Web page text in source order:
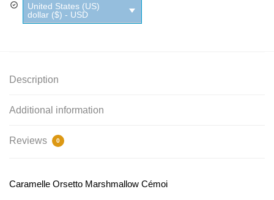
quantityUnited States (US)
dollar ($) - USD
Description
Additional information
Reviews 0
Caramelle Orsetto Marshmallow Cémoi